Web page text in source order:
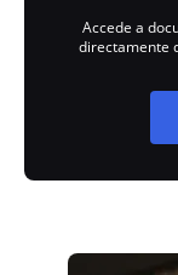
Accede a
directamente